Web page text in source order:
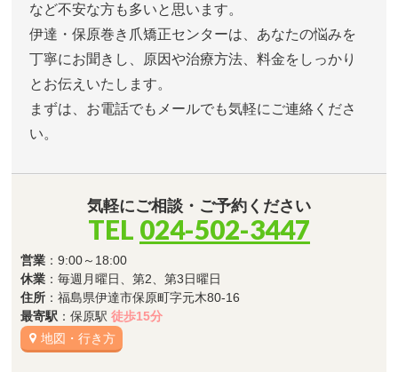
など不安な方も多いと思います。
伊達・保原巻き爪矯正センターは、あなたの悩みを
丁寧にお聞きし、原因や治療方法、料金をしっかり
とお伝えいたします。
まずは、お電話でもメールでも気軽にご連絡くださ
い。
気軽にご相談・ご予約ください
TEL 024-502-3447
営業 ：9:00～18:00
休業 ：毎週月曜日、第2、第3日曜日
住所 ：福島県伊達市保原町字元木80-16
最寄駅 ：保原駅徒歩15分
地図・行き方